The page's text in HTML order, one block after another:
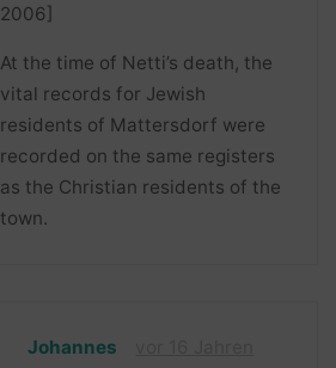
2006]
At the time of Netti’s death, the
vital records for Jewish
residents of Mattersdorf were
recorded on the same registers
as the Christian residents of the
town.
Johannes